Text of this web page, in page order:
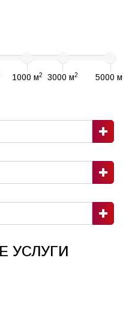
1000 м2 3000 м2 5000 м
УСЛУГИ